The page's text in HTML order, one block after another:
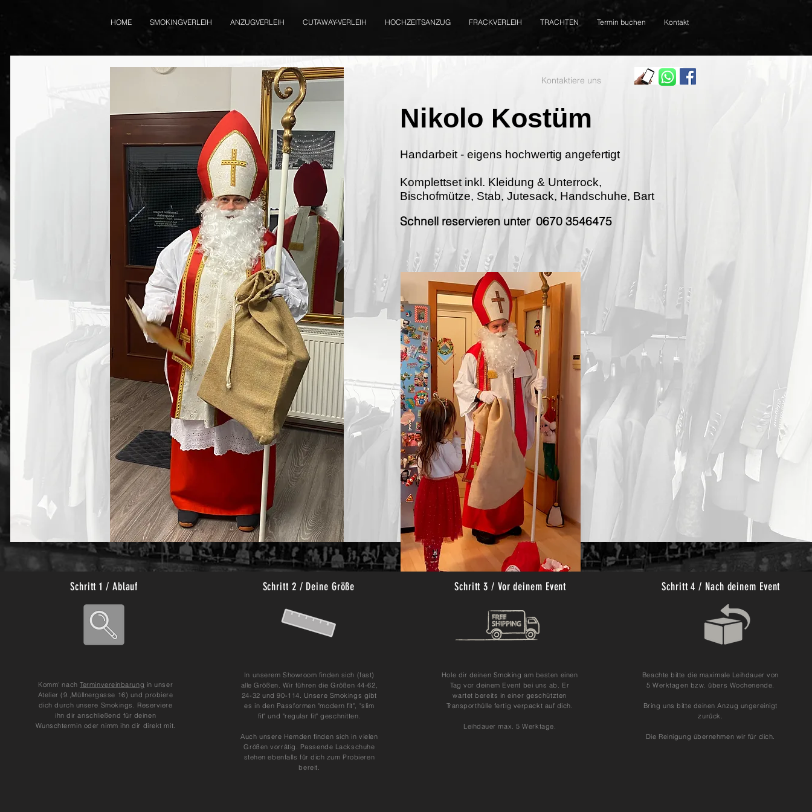
HOME SMOKINGVERLEIH ANZUGVERLEIH CUTAWAY-VERLEIH HOCHZEITSANZUG FRACKVERLEIH TRACHTEN Termin buchen Kontakt
Kontaktiere uns
Nikolo Kostüm
Handarbeit - eigens hochwertig angefertigt
Komplettset inkl. Kleidung & Unterrock,
Bischofmütze, Stab, Jutesack, Handschuhe, Bart
Schnell reservieren unter 0670 3546475
Schritt 1 / Ablauf
Komm' nachTerminvereinbarung in unser
Atelier (9.,Müllnergasse 16) und probiere
dich durch unsere Smokings. Reserviere
ihn dir anschließend für deinen
Wunschtermin oder nimm ihn dir direkt mit.
Schritt 2 / Deine Größe
In unserem Showroom finden sich (fast)
alle Größen. Wir führen die Größen 44-62,
24-32 und 90-114. Unsere Smokings gibt
es in den Passformen "modern fit", "slim
fit" und "regular fit" geschnitten.
Auch unsere Hemden finden sich in vielen
Größen vorrätig. Passende Lackschuhe
stehen ebenfalls für dich zum Probieren
bereit.
Schritt 3 / Vor deinem Event
Hole dir deinen Smoking am besten einen
Tag vor deinem Event bei uns ab. Er
wartet bereits in einer geschützten
Transporthülle fertig verpackt auf dich.
Leihdauer max. 5 Werktage.
Schritt 4 / Nach deinem Event
Beachte bitte die maximale Leihdauer von
5 Werktagen bzw. übers Wochenende.
Bring uns bitte deinen Anzug ungereinigt
zurück.
Die Reinigung übernehmen wir für dich.